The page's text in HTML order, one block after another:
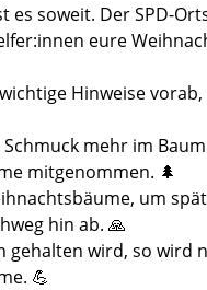
es soweit. Der SPD-
eure
Hinweise
Schmuck mehr im
mitgenommen. 🌲
um
hin ab. 🙏
gehalten wird, so wird
💪